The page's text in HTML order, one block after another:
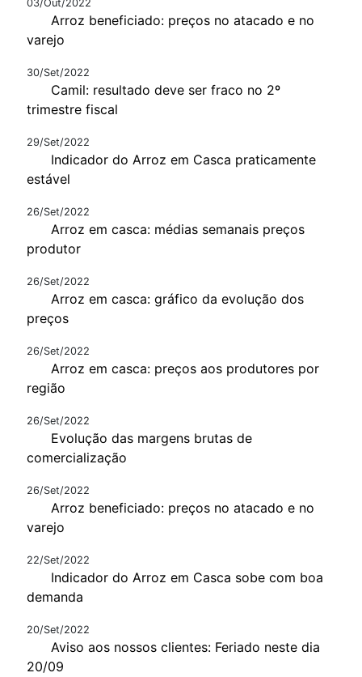
03/Out/2022
Arroz beneficiado: preços no atacado e no
varejo
30/Set/2022
Camil: resultado deve ser fraco no 2º
trimestre fiscal
29/Set/2022
Indicador do Arroz em Casca praticamente
estável
26/Set/2022
Arroz em casca: médias semanais preços
produtor
26/Set/2022
Arroz em casca: gráfico da evolução dos
preços
26/Set/2022
Arroz em casca: preços aos produtores por
região
26/Set/2022
Evolução das margens brutas de
comercialização
26/Set/2022
Arroz beneficiado: preços no atacado e no
varejo
22/Set/2022
Indicador do Arroz em Casca sobe com boa
demanda
20/Set/2022
Aviso aos nossos clientes: Feriado neste dia
20/09